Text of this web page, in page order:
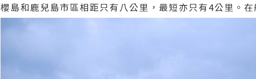
櫻島和鹿兒島市區相距只有八公里，最短亦只有4公里。